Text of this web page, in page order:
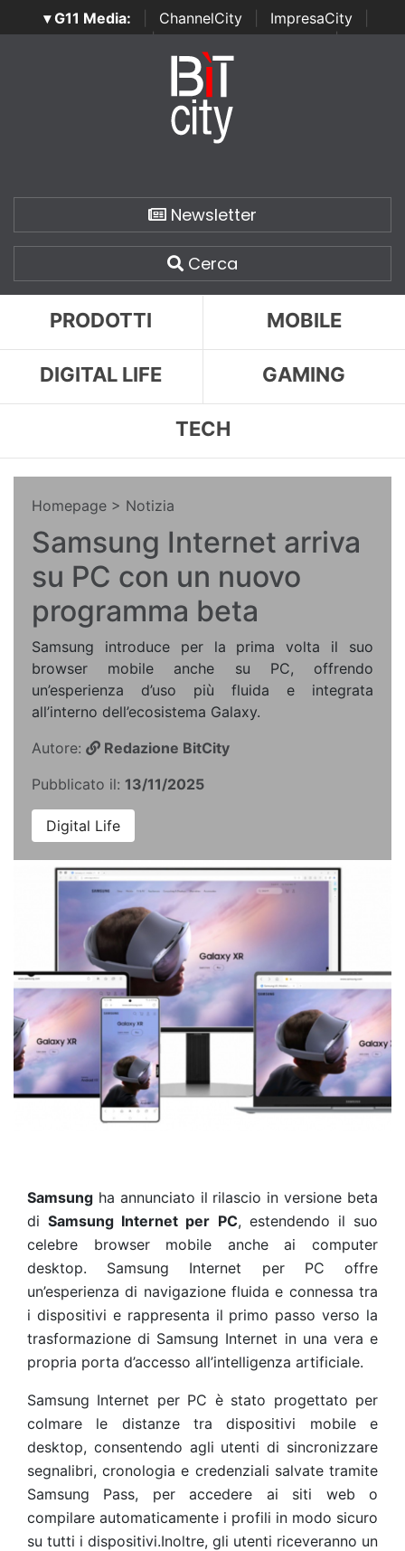
▾ G11 Media: ChannelCity ImpresaCity
SecurityOpenLab | Italian Channel Awards | Italian
Italian Security Awards
Newsletter
Cerca
PRODOTTI MOBILE
DIGITAL LIFE GAMING
TECH
Homepage > Notizia
Samsung Internet arriva
su PC con un nuovo
programma beta
Samsung introduce per la prima volta il suo
browser mobile anche su PC, offrendo
un’esperienza d’uso più fluida e integrata
all’interno dell’ecosistema Galaxy.
Autore:
Redazione BitCity
Pubblicato il: 13/11/2025
Digital Life
Samsung ha annunciato il rilascio in versione beta
diSamsung Internet per PC, estendendo il suo
celebre browser mobile anche ai computer
desktop. Samsung Internet per PC offre
un’esperienza di navigazione fluida e connessa tra
i dispositivi e rappresenta il primo passo verso la
trasformazione di Samsung Internet in una vera e
propria porta d’accesso all’intelligenza artificiale.
Samsung Internet per PC è stato progettato per
colmare le distanze tra dispositivi mobile e
desktop, consentendo agli utenti di sincronizzare
segnalibri, cronologia e credenziali salvate tramite
Samsung Pass, per accedere ai siti web o
compilare automaticamente i profili in modo sicuro
su tutti i dispositivi.Inoltre, gli utenti riceveranno un